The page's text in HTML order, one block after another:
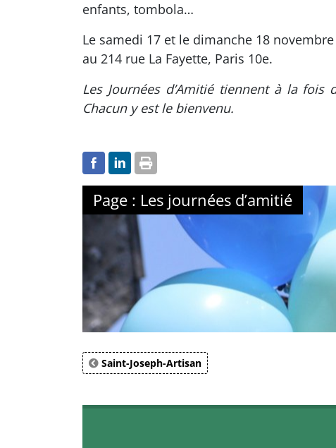
enfants, tombola…
Le samedi 17 et le dimanche 18
au 214 rue La Fayette, Paris 10e.
Les Journées d’Amitié tiennent à la
Chacun y est le bienvenu.
Page : Les journées d’amitié
Saint-Joseph-Artisan